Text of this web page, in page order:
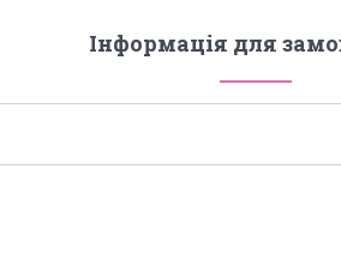
Інформація для